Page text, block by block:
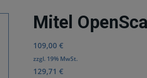
Mitel
109,00€
zzgl. 19% MwSt.
129,71€